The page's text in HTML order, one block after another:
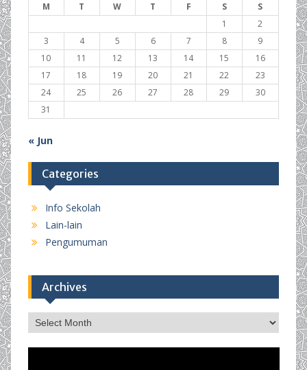
M T W T F S
S
1
2
3
4 5 6 7 8
9
10
11 12 13 14 15
16
17
18 19 20 21 22
23
24
25 26 27 28 29
30
31
« Jun
Categories
Info Sekolah
Lain-lain
Pengumuman
Archives
Archives